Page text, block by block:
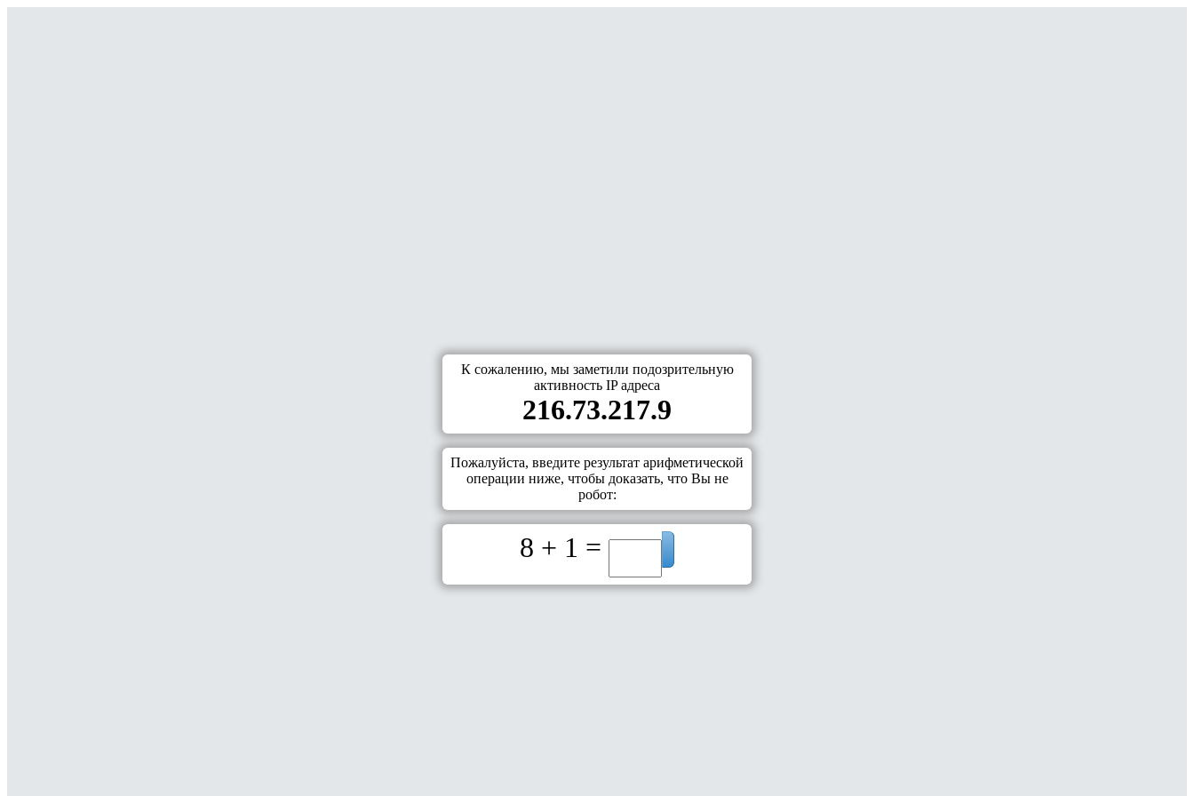
К сожалению, мы заметили подозрительную
активность IP адреса
216.73.217.9
Пожалуйста, введите результат арифметической
операции ниже, чтобы доказать, что Вы не
робот:
8 + 1 =